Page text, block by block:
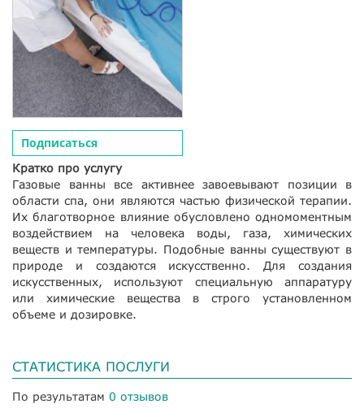
Подписаться
Кратко про услугу
Газовые ванны все активнее завоевывают позиции в
области спа, они являются частью физической терапии.
Их благотворное влияние обусловлено одномоментным
воздействием на человека воды, газа, химических
веществ и температуры. Подобные ванны существуют в
природе и создаются искусственно. Для создания
искусственных, используют специальную аппаратуру
или химические вещества в строго установленном
объеме и дозировке.
СТАТИСТИКА ПОСЛУГИ
По результатам 0 отзывов